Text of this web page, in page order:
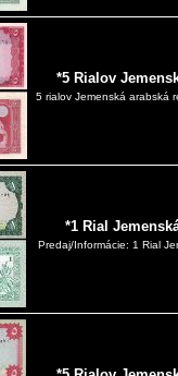
*5 Rialov
5 rialov Jemenská arabská
*1 Rial
Predaj/Informácie: 1 Rial